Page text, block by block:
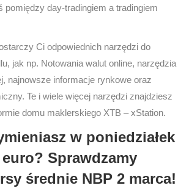
pomiędzy day-tradingiem a tradingiem
Ci odpowiednich narzędzi do
jak np. Notowania walut online, narzędzia
najnowsze informacje rynkowe oraz
Te i wiele więcej narzędzi znajdziesz
domu maklerskiego XTB – xStation.
w poniedziałek
Sprawdzamy
średnie NBP 2 marca!